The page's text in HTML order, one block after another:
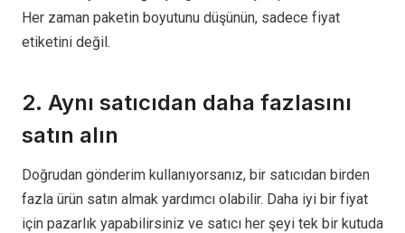
Her zaman paketin boyutunu düşünün, sadece fiyat
etiketini değil.
2. Aynı satıcıdan daha fazlasını
satın alın
Doğrudan gönderim kullanıyorsanız, bir satıcıdan birden
fazla ürün satın almak yardımcı olabilir. Daha iyi bir fiyat
için pazarlık yapabilirsiniz ve satıcı her şeyi tek bir kutuda